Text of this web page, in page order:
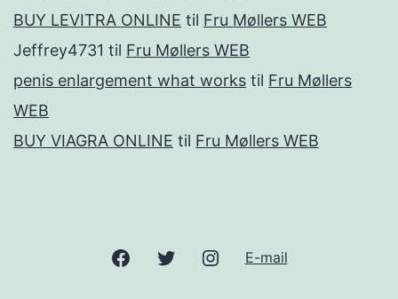
BUY LEVITRA ONLINE til Fru Møllers WEB
Jeffrey4731 til Fru Møllers WEB
penis enlargement what works til Fru Møllers
WEB
BUY VIAGRA ONLINE til Fru Møllers WEB
FacebookTwitter Instagram
E-mail